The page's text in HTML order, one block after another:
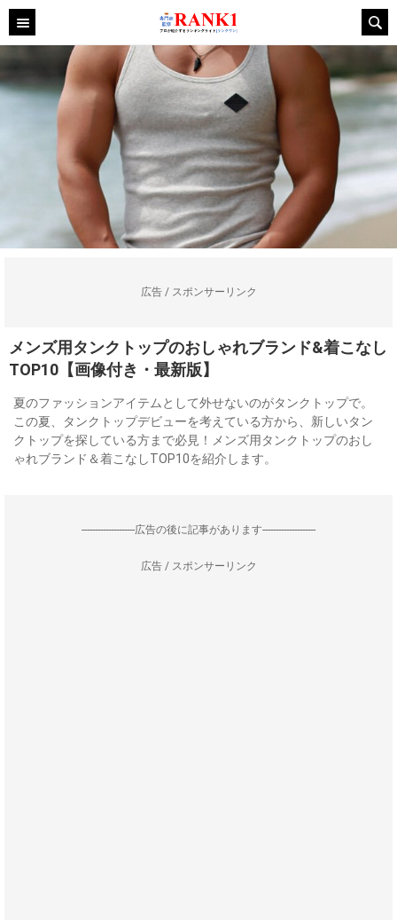
広告 / スポンサーリンク
メンズ用タンクトップのおしゃれブランド&着こなし
TOP10【画像付き・最新版】
夏のファッションアイテムとして外せないのがタンクトップで。
この夏、タンクトップデビューを考えている方から、新しいタン
クトップを探している方まで必見！メンズ用タンクトップのおし
ゃれブランド＆着こなしTOP10を紹介します。
--------------------広告の後に記事があります--------------------
広告 / スポンサーリンク